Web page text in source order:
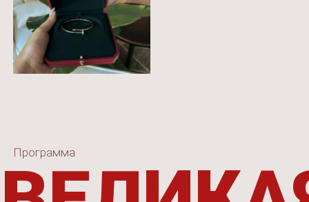
Убрать сопротивление, которое отнимает все силы
02
Как дойти кратчайшим путем к своему идеальному
будущему;
Стратегия
Как продавать в кайф
03 Сопротивление